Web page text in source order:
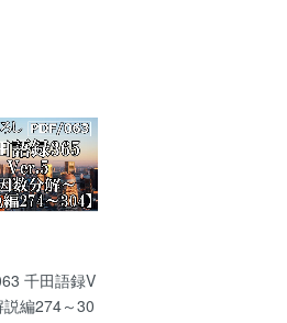
千田語録V
編274～30